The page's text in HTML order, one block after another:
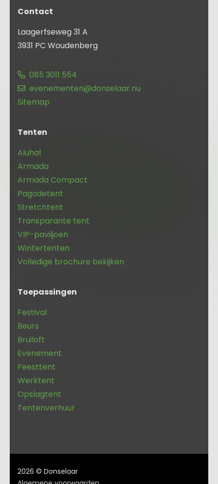
Contact
Laagerfseweg 31 A
3931 PC Woudenberg
085 3011 554
evenementen@donselaar.nu
Sitemap
Tenten
Aluhal
Armada
Armada Compact
Pagodetent
Stretchtent
Transparante tent
VIP-paviljoen
Wintertenten
Volledige brochure bekijken
Toepassingen
Festival
Beurs
Bruiloft
Evenement
Feesttent
Werktent
Opslagtent
Tentenverhuur
2026 © Donselaar